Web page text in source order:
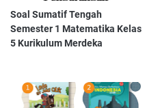
Soal Sumatif Tengah
Semester 1 Matematika Kelas
5 Kurikulum Merdeka